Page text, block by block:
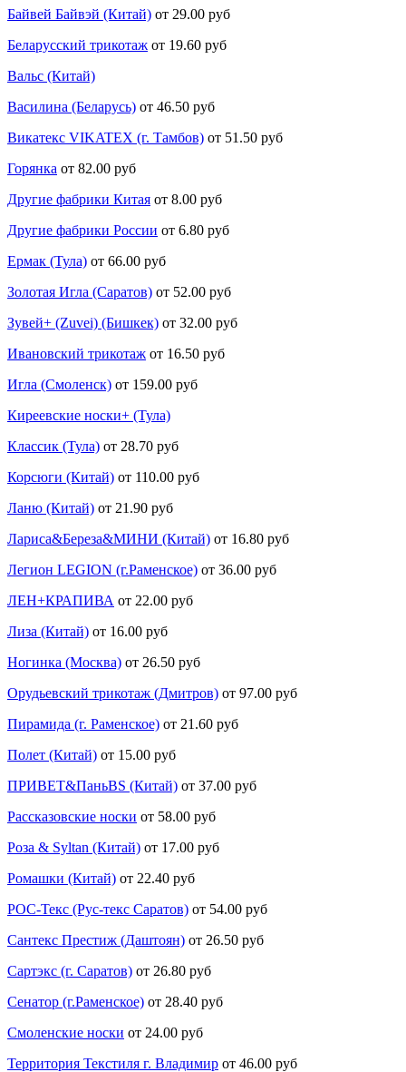
Байвей Байвэй (Китай) от 29.00 руб
Беларусский трикотаж от 19.60 руб
Вальс (Китай)
Василина (Беларусь) от 46.50 руб
Викатекс VIKATEX (г. Тамбов) от 51.50 руб
Горянка от 82.00 руб
Другие фабрики Китая от 8.00 руб
Другие фабрики России от 6.80 руб
Ермак (Тула) от 66.00 руб
Золотая Игла (Саратов) от 52.00 руб
Зувей+ (Zuvei) (Бишкек) от 32.00 руб
Ивановский трикотаж от 16.50 руб
Игла (Смоленск) от 159.00 руб
Киреевские носки+ (Тула)
Классик (Тула) от 28.70 руб
Корсюги (Китай) от 110.00 руб
Ланю (Китай) от 21.90 руб
Лариса&Береза&МИНИ (Китай) от 16.80 руб
Легион LEGION (г.Раменское) от 36.00 руб
ЛЕН+КРАПИВА от 22.00 руб
Лиза (Китай) от 16.00 руб
Ногинка (Москва) от 26.50 руб
Орудьевский трикотаж (Дмитров) от 97.00 руб
Пирамида (г. Раменское) от 21.60 руб
Полет (Китай) от 15.00 руб
ПРИВЕТ&ПаньBS (Китай) от 37.00 руб
Рассказовские носки от 58.00 руб
Роза & Syltan (Китай) от 17.00 руб
Ромашки (Китай) от 22.40 руб
РОС-Текс (Рус-текс Саратов) от 54.00 руб
Сантекс Престиж (Даштоян) от 26.50 руб
Сартэкс (г. Саратов) от 26.80 руб
Сенатор (г.Раменское) от 28.40 руб
Смоленские носки от 24.00 руб
Территория Текстиля г. Владимир от 46.00 руб